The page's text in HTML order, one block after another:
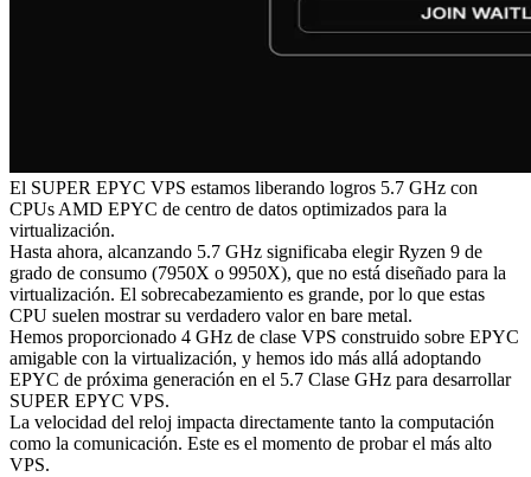
El SUPER EPYC VPS estamos liberando logros 5.7 GHz con
CPUs AMD EPYC de centro de datos optimizados para la
virtualización.
Hasta ahora, alcanzando 5.7 GHz significaba elegir Ryzen 9 de
grado de consumo (7950X o 9950X), que no está diseñado para la
virtualización. El sobrecabezamiento es grande, por lo que estas
CPU suelen mostrar su verdadero valor en bare metal.
Hemos proporcionado 4 GHz de clase VPS construido sobre EPYC
amigable con la virtualización, y hemos ido más allá adoptando
EPYC de próxima generación en el 5.7 Clase GHz para desarrollar
SUPER EPYC VPS.
La velocidad del reloj impacta directamente tanto la computación
como la comunicación. Este es el momento de probar el más alto
VPS.